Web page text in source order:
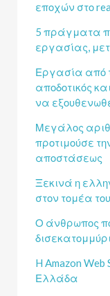
εποχών στο
5 πράγματα
εργασίας,
Εργασία από
αποδοτικός
να
Μεγάλος
προτιμούσε
αποστάσεως
Ξεκινά η
στον τομέα
Ο άνθρωπος
H Amazon
Ελλάδα